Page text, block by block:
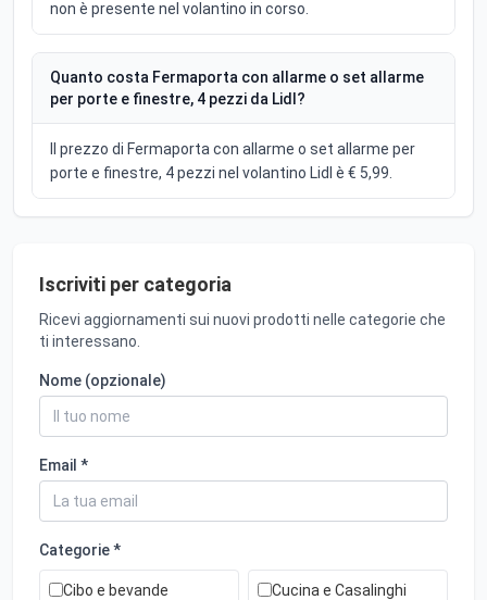
non è presente nel volantino in corso.
Quanto costa Fermaporta con allarme o set allarme
per porte e finestre, 4 pezzi da Lidl?
Il prezzo di Fermaporta con allarme o set allarme per
porte e finestre, 4 pezzi nel volantino Lidl è € 5,99.
Iscriviti per categoria
Ricevi aggiornamenti sui nuovi prodotti nelle categorie che
ti interessano.
Nome (opzionale)
Email *
Categorie *
Cibo e bevande Cucina e Casalinghi